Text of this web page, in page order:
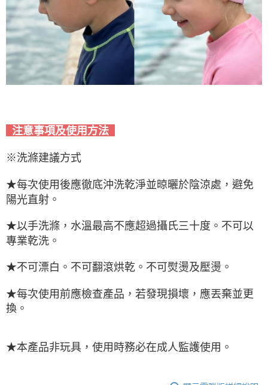
注意事項及使用方法
※洗滌建議方式
★每次使用後應徹底沖洗乾淨並晾曬於陰涼處，避免
陽光直射。
★以手洗滌，水溫最高不應超過攝氏三十度。不可以
專業乾洗。
★不可漂白。不可翻滾烘乾。不可熨燙及壓燙。
★每次使用前應檢查產品，若發現損壞，應丟棄並更
換。
★本產品非玩具，使用時務必在成人監護使用。